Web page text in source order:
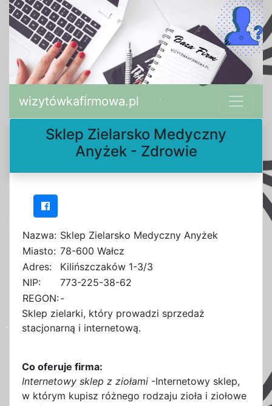
wizytówkafirmowa.pl
Sklep Zielarsko Medyczny
Anyżek - Zdrowie
Nazwa: Sklep Zielarsko Medyczny Anyżek
Miasto: 78-600 Wałcz
Adres:
Kilińszczaków 1-3/3
NIP:
773-225-38-62
REGON:-
Sklep zielarki, który prowadzi sprzedaż
stacjonarną i internetową.
Co oferuje firma:
Internetowy sklep z ziołami -Internetowy sklep,
w którym kupisz różnego rodzaju zioła i ziołowe